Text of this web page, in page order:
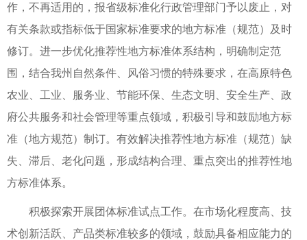
作，不再适用的，报省级标准化行政管理部门予以废止，对
有关条款或指标低于国家标准要求的地方标准（规范）及时
修订。进一步优化推荐性地方标准体系结构，明确制定范
围，结合我州自然条件、风俗习惯的特殊要求，在高原特色
农业、工业、服务业、节能环保、生态文明、安全生产、政
府公共服务和社会管理等重点领域，积极引导和鼓励地方标
准（地方规范）制订。有效解决推荐性地方标准（规范）缺
失、滞后、老化问题，形成结构合理、重点突出的推荐性地
方标准体系。
积极探索开展团体标准试点工作。在市场化程度高、技
术创新活跃、产品类标准较多的领域，鼓励具备相应能力的